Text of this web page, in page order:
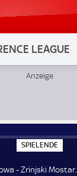
LEAGUE
SPIELENDE
P
E
- Zrinjski